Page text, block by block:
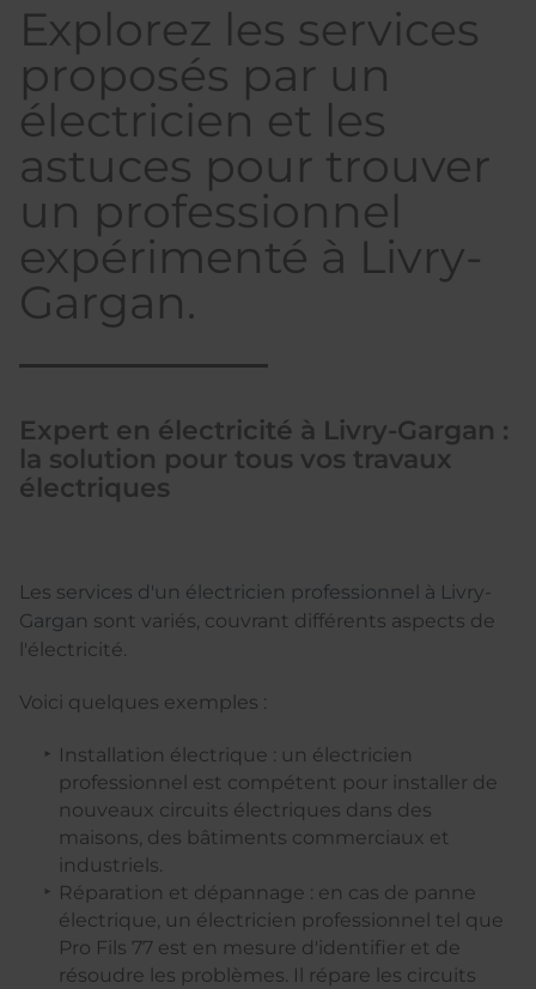
Explorez les services
proposés par un
électricien et les
astuces pour trouver
un professionnel
expérimenté à Livry-
Gargan.
Expert en électricité à Livry-Gargan :
la solution pour tous vos travaux
électriques
Les services d'un électricien professionnel à Livry-
Gargan sont variés, couvrant différents aspects de
l'électricité.
Voici quelques exemples :
Installation électrique : un électricien
professionnel est compétent pour installer de
nouveaux circuits électriques dans des
maisons, des bâtiments commerciaux et
industriels.
Réparation et dépannage : en cas de panne
électrique, un électricien professionnel tel que
Pro Fils 77 est en mesure d'identifier et de
résoudre les problèmes. Il répare les circuits